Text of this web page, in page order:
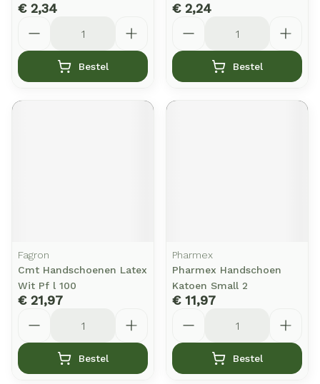
€ 2,34
Bestel
€ 2,24
Bestel
Fagron
Cmt Handschoenen Latex
Wit Pf l 100
€ 21,97
Bestel
Pharmex
Pharmex Handschoen
Katoen Small 2
€ 11,97
Bestel